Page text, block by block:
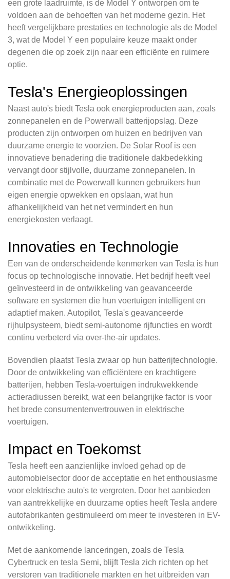
een grote laadruimte, is de Model Y ontworpen om te
voldoen aan de behoeften van het moderne gezin. Het
heeft vergelijkbare prestaties en technologie als de Model
3, wat de Model Y een populaire keuze maakt onder
degenen die op zoek zijn naar een efficiënte en ruimere
optie.
Tesla's Energieoplossingen
Naast auto's biedt Tesla ook energieproducten aan, zoals
zonnepanelen en de Powerwall batterijopslag. Deze
producten zijn ontworpen om huizen en bedrijven van
duurzame energie te voorzien. De Solar Roof is een
innovatieve benadering die traditionele dakbedekking
vervangt door stijlvolle, duurzame zonnepanelen. In
combinatie met de Powerwall kunnen gebruikers hun
eigen energie opwekken en opslaan, wat hun
afhankelijkheid van het net vermindert en hun
energiekosten verlaagt.
Innovaties en Technologie
Een van de onderscheidende kenmerken van Tesla is hun
focus op technologische innovatie. Het bedrijf heeft veel
geïnvesteerd in de ontwikkeling van geavanceerde
software en systemen die hun voertuigen intelligent en
adaptief maken. Autopilot, Tesla's geavanceerde
rijhulpsysteem, biedt semi-autonome rijfuncties en wordt
continu verbeterd via over-the-air updates.
Bovendien plaatst Tesla zwaar op hun batterijtechnologie.
Door de ontwikkeling van efficiëntere en krachtigere
batterijen, hebben Tesla-voertuigen indrukwekkende
actieradiussen bereikt, wat een belangrijke factor is voor
het brede consumentenvertrouwen in elektrische
voertuigen.
Impact en Toekomst
Tesla heeft een aanzienlijke invloed gehad op de
automobielsector door de acceptatie en het enthousiasme
voor elektrische auto's te vergroten. Door het aanbieden
van aantrekkelijke en duurzame opties heeft Tesla andere
autofabrikanten gestimuleerd om meer te investeren in EV-
ontwikkeling.
Met de aankomende lanceringen, zoals de Tesla
Cybertruck en tesla Semi, blijft Tesla zich richten op het
verstoren van traditionele markten en het uitbreiden van